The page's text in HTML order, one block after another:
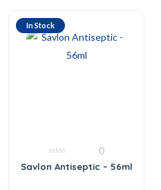
In Stock
out
0
Savlon Antiseptic – 56ml